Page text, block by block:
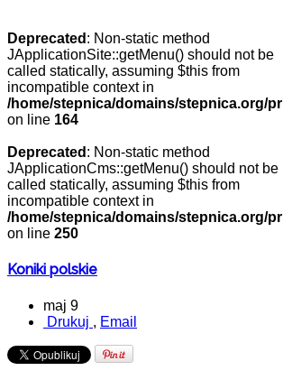
Deprecated : Non-static method
JApplicationSite::getMenu() should not be
called statically, assuming $this from
incompatible context in
/home/stepnica/domains/stepnica.org/
on line 164
Deprecated : Non-static method
JApplicationCms::getMenu() should not be
called statically, assuming $this from
incompatible context in
/home/stepnica/domains/stepnica.org/
on line 250
Koniki polskie
maj 9
Drukuj , Email